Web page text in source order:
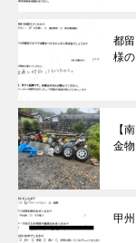
都
様
【
金
甲